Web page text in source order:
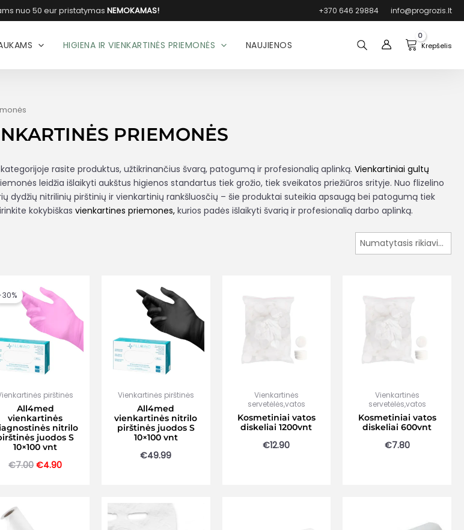
nuo 50 eur pristatymas NEMOKAMAS! +370 646 29884 info@progrozis.lt
HIGIENA IR VIENKARTINĖS PRIEMONĖS NAUJIENOS
PRIEMONĖS
rasite produktus, užtikrinančius švarą, patogumą ir profesionalią aplinką. Vienkartiniai gultų
leidžia išlaikyti aukštus higienos standartus tiek grožio, tiek sveikatos priežiūros srityje. Nuo flizelino
dydžių nitrilinių pirštinių ir vienkartinių rankšluosčių – šie produktai suteikia apsaugą bei patogumą tiek
kokybiškas vienkartines priemones,kurios padės išlaikyti švarią ir profesionalią darbo aplinką.
pirštinės
All4med
vienkartinės
nitrilo
juodos S
10×100 vnt
€7.00 Original
€4.90Current
Vienkartinės pirštinės
All4med
vienkartinės nitrilo
pirštinės juodos S
10×100 vnt
€49.99
Vienkartinės
servetėlės,vatos
Kosmetiniai vatos
diskeliai 1200vnt
€12.90
Vienkartinės
servetėlės,vatos
Kosmetiniai vatos
diskeliai 600vnt
€7.80